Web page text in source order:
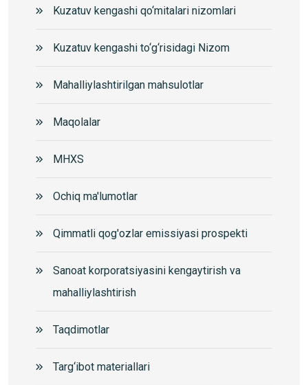
Kuzatuv kengashi qo‘mitalari nizomlari
Kuzatuv kengashi to‘g‘risidagi Nizom
Mahalliylashtirilgan mahsulotlar
Maqolalar
MHXS
Ochiq ma'lumotlar
Qimmatli qog'ozlar emissiyasi prospekti
Sanoat korporatsiyasini kengaytirish va
mahalliylashtirish
Taqdimotlar
Targ‘ibot materiallari